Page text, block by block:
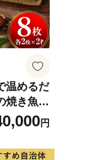
温めるだ
焼き魚」
魚料理 夕
ふる
円